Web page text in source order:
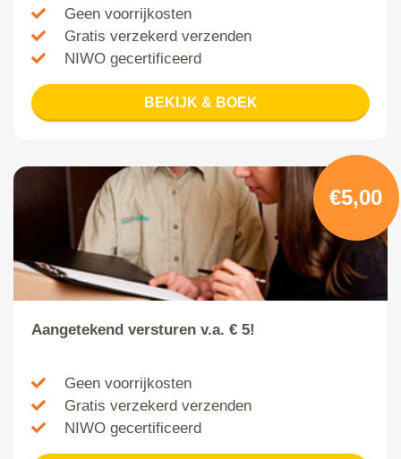
Geen voorrijkosten
Gratis verzekerd verzenden
NIWO gecertificeerd
BEKIJK & BOEK
€5,00
Aangetekend versturen v.a. € 5!
Geen voorrijkosten
Gratis verzekerd verzenden
NIWO gecertificeerd